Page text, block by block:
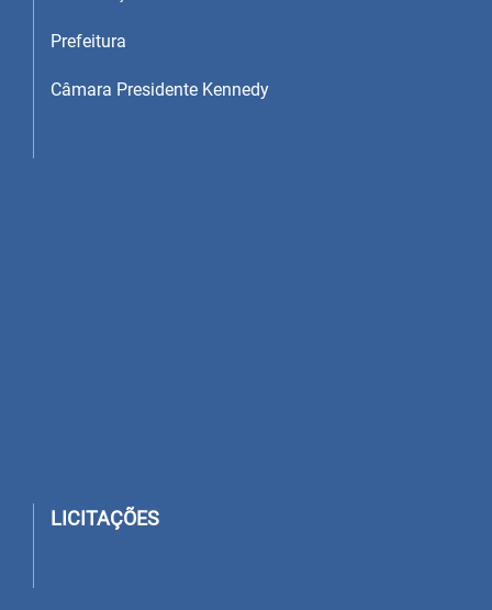
Prefeitura
Câmara Presidente Kennedy
LICITAÇÕES